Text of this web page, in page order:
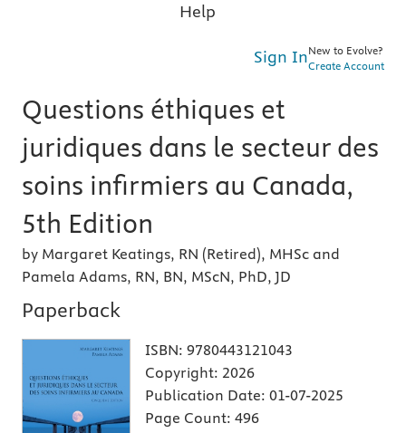
Help
Sign InNew to Evolve?
Create Account
Questions éthiques et
juridiques dans le secteur des
soins infirmiers au Canada,
5th Edition
by Margaret Keatings, RN (Retired), MHSc and
Pamela Adams, RN, BN, MScN, PhD, JD
Paperback
ISBN: 9780443121043
Copyright: 2026
Publication Date: 01-07-2025
Page Count: 496